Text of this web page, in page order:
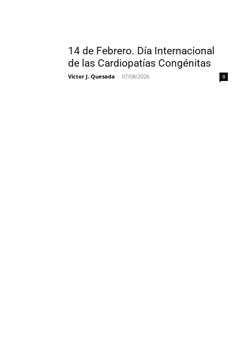
14 de Febrero. Día Internacional
de las Cardiopatías Congénitas
Victor J. Quesada - 07/08/2026 0